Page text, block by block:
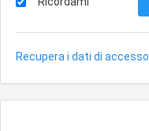
Recupera i dati di accesso